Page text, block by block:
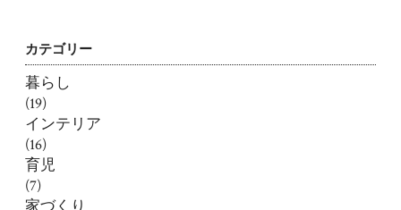
カテゴリー
暮らし
(19)
インテリア
(16)
育児
(7)